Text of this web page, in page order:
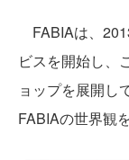
FABIAは、
ビスを開始し、
ョップを展開し
FABIAの世界観